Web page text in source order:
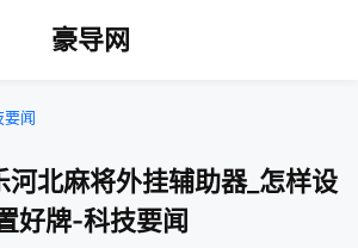
豪导网
要闻
河北麻将外挂辅助器_怎样设
好牌-科技要闻